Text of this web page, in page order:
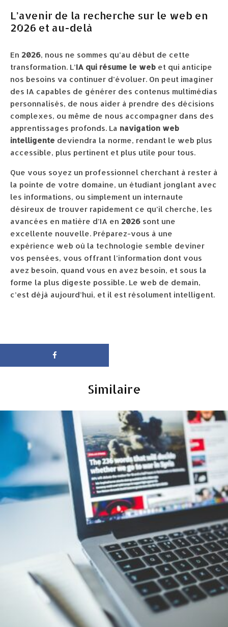
L’avenir de la recherche sur le web en
2026 et au-delà
En 2026, nous ne sommes qu’au début de cette
transformation. L’IA qui résume le web et qui anticipe
nos besoins va continuer d’évoluer. On peut imaginer
des IA capables de générer des contenus multimédias
personnalisés, de nous aider à prendre des décisions
complexes, ou même de nous accompagner dans des
apprentissages profonds. La navigation web
intelligente deviendra la norme, rendant le web plus
accessible, plus pertinent et plus utile pour tous.
Que vous soyez un professionnel cherchant à rester à
la pointe de votre domaine, un étudiant jonglant avec
les informations, ou simplement un internaute
désireux de trouver rapidement ce qu’il cherche, les
avancées en matière d’IA en 2026 sont une
excellente nouvelle. Préparez-vous à une
expérience web où la technologie semble deviner
vos pensées, vous offrant l’information dont vous
avez besoin, quand vous en avez besoin, et sous la
forme la plus digeste possible. Le web de demain,
c’est déjà aujourd’hui, et il est résolument intelligent.
Similaire